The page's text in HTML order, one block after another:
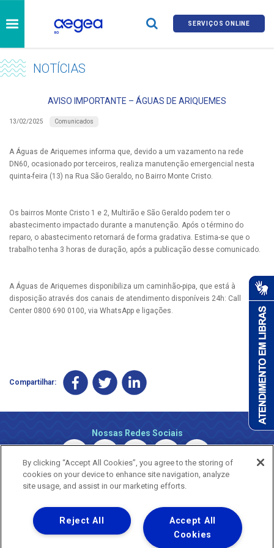
SERVIÇOS ONLINE
NOTÍCIAS
AVISO IMPORTANTE – ÁGUAS DE ARIQUEMES
13/02/2025 Comunicados
A Águas de Ariquemes informa que, devido a um vazamento na rede
DN60, ocasionado por terceiros, realiza manutenção emergencial nesta
quinta-feira (13) na Rua São Geraldo, no Bairro Monte Cristo.
Os bairros Monte Cristo 1 e 2, Multirão e São Geraldo podem ter o
abastecimento impactado durante a manutenção. Após o término do
reparo, o abastecimento retornará de forma gradativa. Estima-se que o
trabalho tenha 3 horas de duração, após a publicação desse comunicado.
A Águas de Ariquemes disponibiliza um caminhão-pipa, que está à
disposição através dos canais de atendimento disponíveis 24h: Call
Center 0800 690 0100, via WhatsApp e ligações.
Compartilhar:
Nossas Redes Sociais
Copyright © 2026 - Todos os Direitos Reservados.
By clicking “Accept All Cookies”, you agree to the storing of
cookies on your device to enhance site navigation, analyze
site usage, and assist in our marketing efforts.
Accept All
Cookies
Reject All